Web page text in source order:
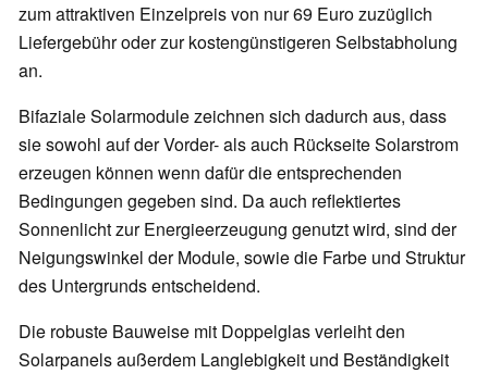
zum attraktiven Einzelpreis von nur 69 Euro zuzüglich
Liefergebühr oder zur kostengünstigeren Selbstabholung
an.
Bifaziale Solarmodule zeichnen sich dadurch aus, dass
sie sowohl auf der Vorder- als auch Rückseite Solarstrom
erzeugen können wenn dafür die entsprechenden
Bedingungen gegeben sind. Da auch reflektiertes
Sonnenlicht zur Energieerzeugung genutzt wird, sind der
Neigungswinkel der Module, sowie die Farbe und Struktur
des Untergrunds entscheidend.
Die robuste Bauweise mit Doppelglas verleiht den
Solarpanels außerdem Langlebigkeit und Beständigkeit